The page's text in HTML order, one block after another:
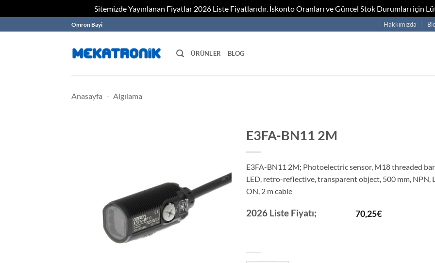
Sitemizde Yayınlanan Fiyatlar 2026 Liste Fiyatlarıdır. İskonto Oranları ve Güncel Stok Durumları için
to
Omron Bayi Hakkımızda
ÜRÜNLER BLOG
Anasayfa - Algılama
E3FA-BN11 2M
E3FA-BN11 2M; Photoelectric sensor, M18 threaded
LED, retro-reflective, transparent object, 500 mm,
ON, 2 m cable
2026 Liste Fiyatı; 70,25€